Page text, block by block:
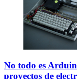
No todo es
proyectos de